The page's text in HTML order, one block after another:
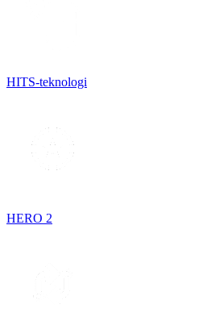
HITS-teknologi
HERO 2